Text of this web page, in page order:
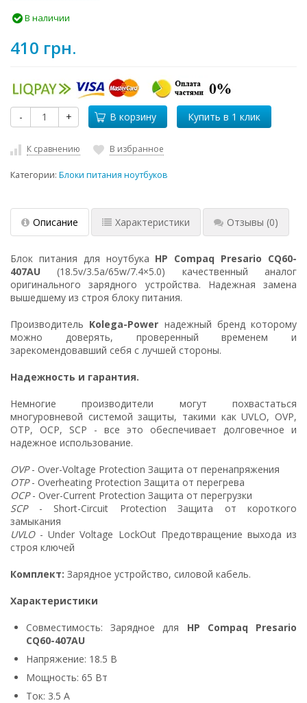
В наличии
410 грн.
- + В корзину
К сравнению В избранное
Категории: Блоки питания ноутбуков
Описание Характеристики Отзывы (0)
Блок питания для ноутбука HP Compaq Presario CQ60-
407AU (18.5v/3.5a/65w/7.4×5.0) качественный аналог
оригинального зарядного устройства. Надежная замена
вышедшему из строя блоку питания.
Производитель Kolega-Power надежный бренд которому
можно доверять, проверенный временем и
зарекомендовавший себя с лучшей стороны.
Надежность и гарантия.
Немногие производители могут похвастаться
многуровневой системой защиты, такими как UVLO, OVP,
OTP, OCP, SCP - все это обеспечивает долговечное и
надежное использование.
OVP- Over-Voltage Protection Защита от перенапряжения
OTP- Overheating Protection Защита от перегрева
OCP- Over-Current Protection Защита от перегрузки
SCP- Short-Circuit Protection Защита от короткого
замыкания
UVLO- Under Voltage LockOut Предотвращение выхода из
строя ключей
Комплект: Зарядное устройство, силовой кабель.
Характеристики
Совместимость: Зарядное для HP Compaq Presario
CQ60-407AU
Напряжение: 18.5 В
Мощность: 65 Вт
Ток: 3.5 А